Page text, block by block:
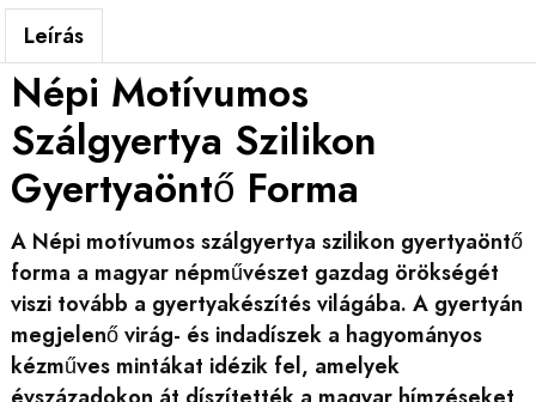
Leírás
Népi Motívumos
Szálgyertya Szilikon
Gyertyaöntő Forma
A Népi motívumos szálgyertya szilikon gyertyaöntő
forma a magyar népművészet gazdag örökségét
viszi tovább a gyertyakészítés világába. A gyertyán
megjelenő virág- és indadíszek a hagyományos
kézműves mintákat idézik fel, amelyek